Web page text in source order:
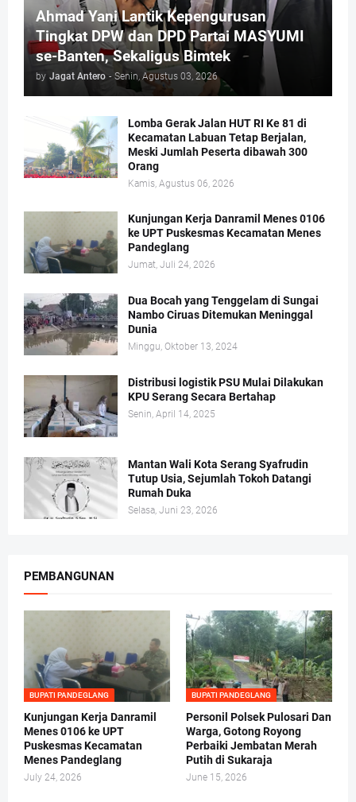
Ahmad Yani Lantik Kepengurusan
Tingkat DPW dan DPD Partai MASYUMI
se-Banten, Sekaligus Bimtek
by Jagat Antero - Senin, Agustus 03, 2026
Lomba Gerak Jalan HUT RI Ke 81 di
Kecamatan Labuan Tetap Berjalan,
Meski Jumlah Peserta dibawah 300
Orang
Kamis, Agustus 06, 2026
Kunjungan Kerja Danramil Menes 0106
ke UPT Puskesmas Kecamatan Menes
Pandeglang
Jumat, Juli 24, 2026
Dua Bocah yang Tenggelam di Sungai
Nambo Ciruas Ditemukan Meninggal
Dunia
Minggu, Oktober 13, 2024
Distribusi logistik PSU Mulai Dilakukan
KPU Serang Secara Bertahap
Senin, April 14, 2025
Mantan Wali Kota Serang Syafrudin
Tutup Usia, Sejumlah Tokoh Datangi
Rumah Duka
Selasa, Juni 23, 2026
PEMBANGUNAN
BUPATI PANDEGLANG
Kunjungan Kerja Danramil
Menes 0106 ke UPT
Puskesmas Kecamatan
Menes Pandeglang
July 24, 2026
BUPATI PANDEGLANG
Personil Polsek Pulosari Dan
Warga, Gotong Royong
Perbaiki Jembatan Merah
Putih di Sukaraja
June 15, 2026